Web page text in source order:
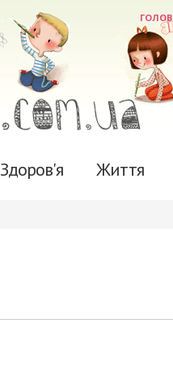
Здоров'я Життя